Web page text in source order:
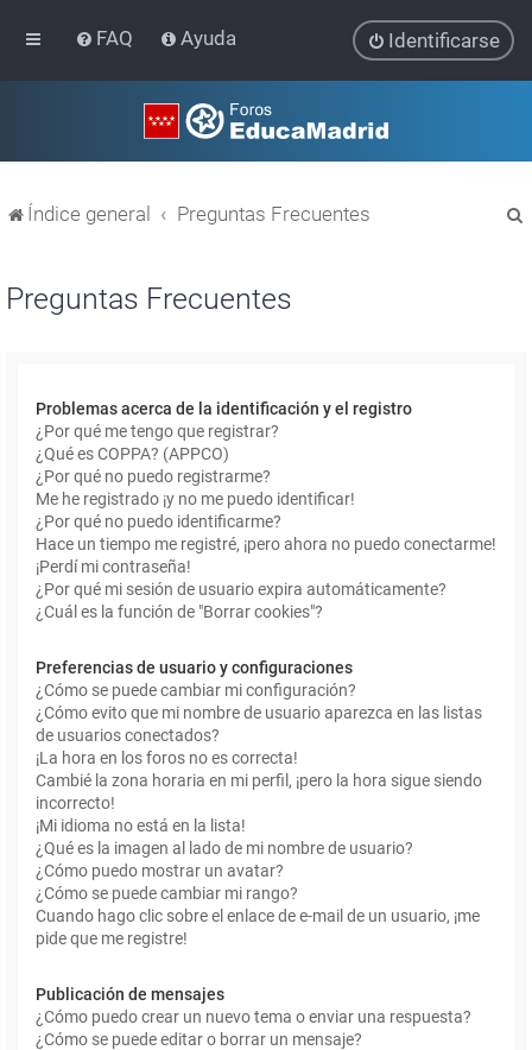
FAQ Ayuda Identificarse
Índice general Preguntas Frecuentes
Preguntas Frecuentes
Problemas acerca de la identificación y el registro
¿Por qué me tengo que registrar?
¿Qué es COPPA? (APPCO)
¿Por qué no puedo registrarme?
Me he registrado ¡y no me puedo identificar!
¿Por qué no puedo identificarme?
Hace un tiempo me registré, ¡pero ahora no puedo conectarme!
¡Perdí mi contraseña!
¿Por qué mi sesión de usuario expira automáticamente?
¿Cuál es la función de "Borrar cookies"?
Preferencias de usuario y configuraciones
¿Cómo se puede cambiar mi configuración?
¿Cómo evito que mi nombre de usuario aparezca en las listas
de usuarios conectados?
¡La hora en los foros no es correcta!
Cambié la zona horaria en mi perfil, ¡pero la hora sigue siendo
incorrecto!
¡Mi idioma no está en la lista!
¿Qué es la imagen al lado de mi nombre de usuario?
¿Cómo puedo mostrar un avatar?
¿Cómo se puede cambiar mi rango?
Cuando hago clic sobre el enlace de e-mail de un usuario, ¡me
pide que me registre!
Publicación de mensajes
¿Cómo puedo crear un nuevo tema o enviar una respuesta?
¿Cómo se puede editar o borrar un mensaje?